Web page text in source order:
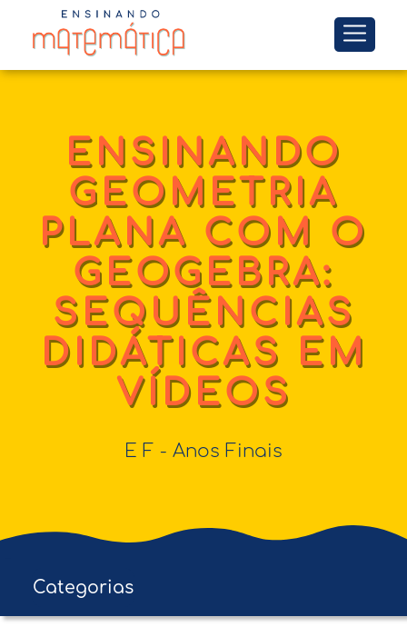
ENSINANDO
GEOMETRIA
PLANA COM O
GEOGEBRA:
SEQUÊNCIAS
DIDÁTICAS EM
VÍDEOS
E F - Anos Finais
Categorias